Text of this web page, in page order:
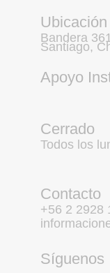
Ubicación
Bandera
Santiago,
Apoyo
Cerrado
Todos los
Contacto
+56 2 2928
Síguenos